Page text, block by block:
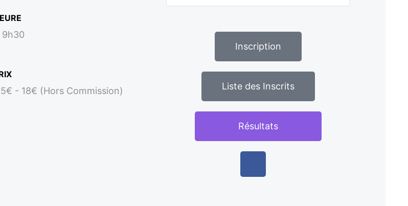
9h30
5€ - 18€ (Hors Commission)
Inscription
Liste des Inscrits
Résultats